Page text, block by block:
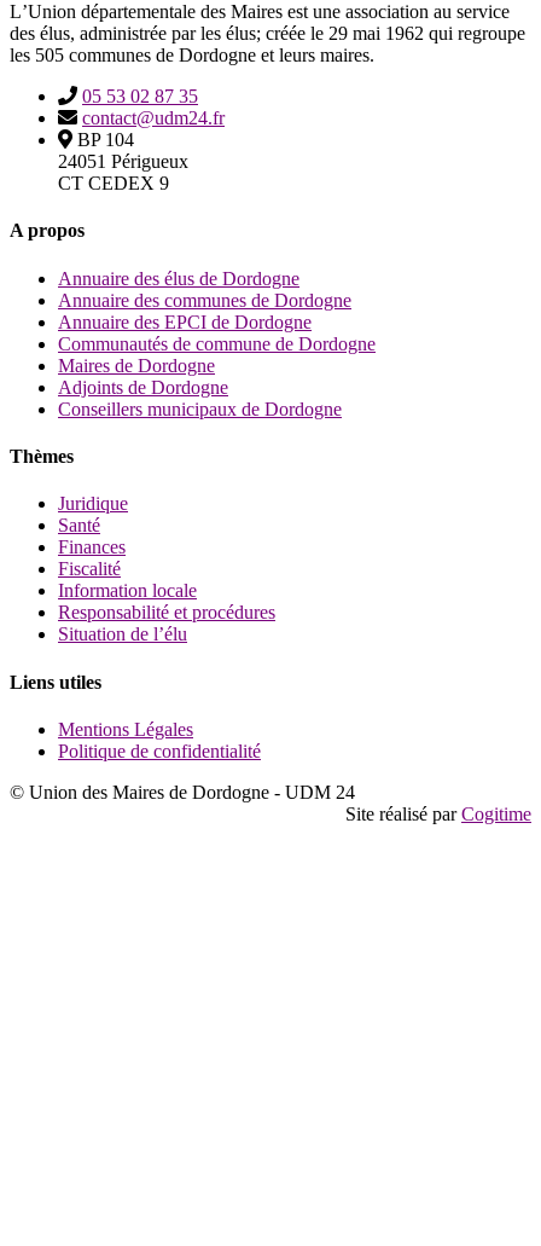
LʼUnion départementale des Maires est une association au service
des élus, administrée par les élus; créée le 29 mai 1962 qui regroupe
les 505 communes de Dordogne et leurs maires.
05 53 02 87 35
contact@udm24.fr
BP 104
24051 Périgueux
CT CEDEX 9
A propos
Annuaire des élus de Dordogne
Annuaire des communes de Dordogne
Annuaire des EPCI de Dordogne
Communautés de commune de Dordogne
Maires de Dordogne
Adjoints de Dordogne
Conseillers municipaux de Dordogne
Thèmes
Juridique
Santé
Finances
Fiscalité
Information locale
Responsabilité et procédures
Situation de l’élu
Liens utiles
Mentions Légales
Politique de confidentialité
© Union des Maires de Dordogne - UDM 24
Site réalisé parCogitime